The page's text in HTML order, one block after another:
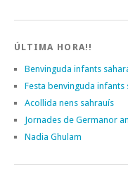
ÚLTIMA HORA!!
Benvinguda infants
Festa benvinguda infants
Acollida nens sahrauís
Jornades de Germanor
Nadia Ghulam